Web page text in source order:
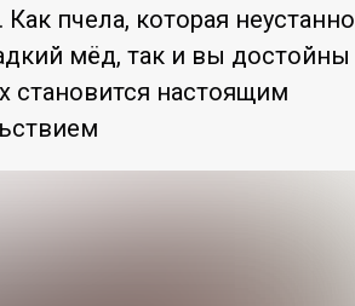
пчела, которая неустанно
мёд, так и вы достойны
становится настоящим